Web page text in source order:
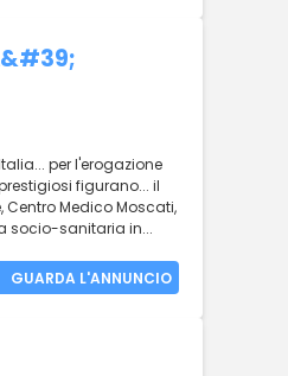
per l'erogazione
figurano... il
Centro Medico Moscati,
socio-sanitaria in...
GUARDA L'ANNUNCIO